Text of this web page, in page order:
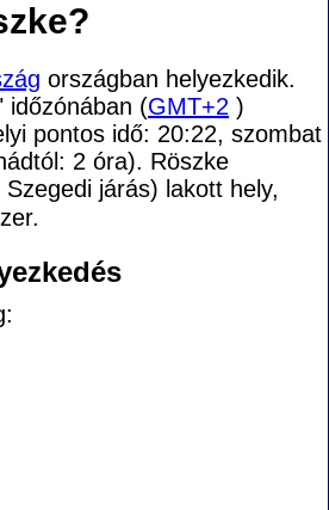
országban helyezkedik.
időzónában (GMT+2 )
pontos idő: 20:22, szombat
2 óra). Röszke
járás) lakott hely,